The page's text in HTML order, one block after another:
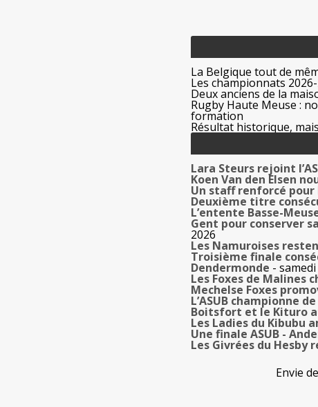
La Belgique tout de
Les championnats
Deux anciens de la
Rugby Haute Meuse :
formation
Résultat historique,
Lara Steurs rejoint
Koen Van den Elsen
Un staff renforcé
Deuxième titre
L’entente Basse-
Gent pour conserver
2026
Les Namuroises
Troisième finale
Dendermonde -
Les Foxes de Malines
Mechelse Foxes
L’ASUB championne
Boitsfort et le Kituro
Les Ladies du Kibubu
Une finale ASUB -
Les Givrées du Hesby
Envie